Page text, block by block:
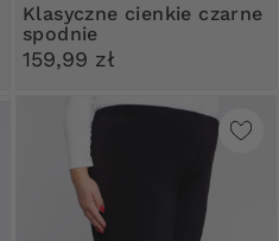
Klasyczne cienkie czarne
spodnie
159,99 zł